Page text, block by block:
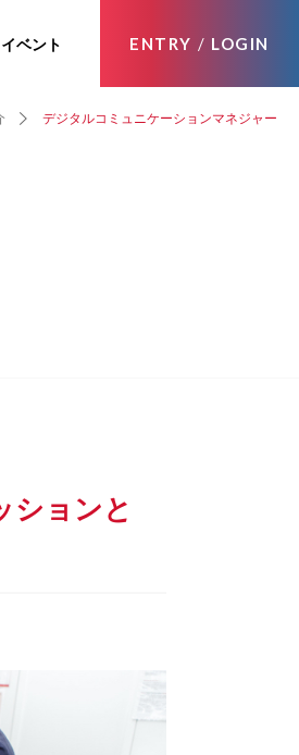
イベント ENTRY / LOGIN
デジタルコミュニケーションマネジャー
ションと